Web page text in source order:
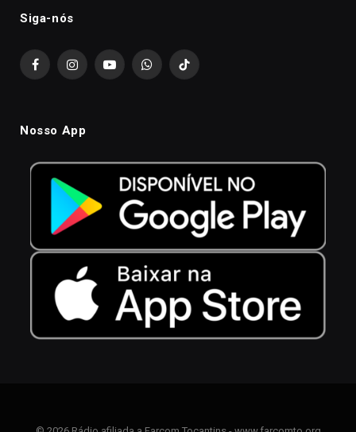
Siga-nós
FacebookInstagramYouTubeWhatsAppTikTok
Nosso App